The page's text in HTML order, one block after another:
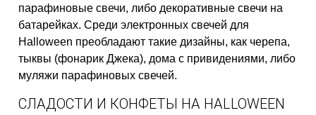
парафиновые свечи, либо декоративные свечи на
батарейках. Среди электронных свечей для
Halloween преобладают такие дизайны, как черепа,
тыквы (фонарик Джека), дома с привидениями, либо
муляжи парафиновых свечей.
СЛАДОСТИ И КОНФЕТЫ НА HALLOWEEN